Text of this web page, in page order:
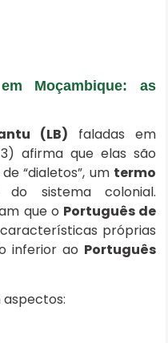
Moçambique: as
(LB) faladas em
afirma que elas são
“dialetos”, um termo
do sistema colonial.
que o Português de
próprias
inferior ao Português
aspectos: